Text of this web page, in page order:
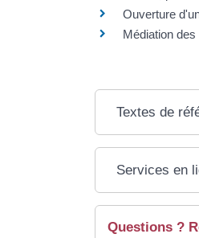
Ouverture
Médiation
Textes de
Services en
Questions ?